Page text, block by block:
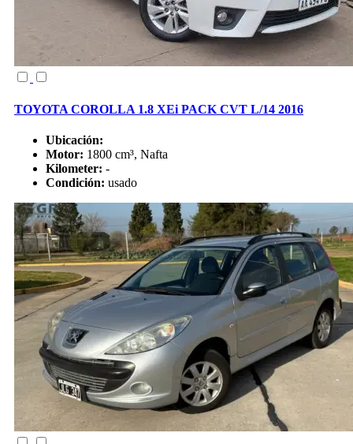
TOYOTA COROLLA 1.8 XEi PACK CVT L/14 2016
Ubicación:
Motor: 1800 cm³, Nafta
Kilometer: -
Condición: usado